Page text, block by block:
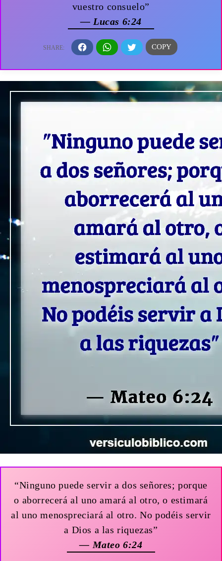
vuestro consuelo”
— Lucas 6:24
“Ninguno puede servir a dos señores; porque
o aborrecerá al uno amará al otro, o estimará
al uno menospreciará al otro. No podéis servir
a Dios a las riquezas”
— Mateo 6:24